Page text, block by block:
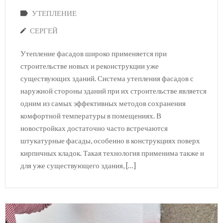
УТЕПЛЕНИЕ
СЕРГЕЙ
Утепление фасадов широко применяется при
строительстве новых и реконструкции уже
существующих зданий. Система утепления фасадов с
наружной стороны зданий при их строительстве является
одним из самых эффективных методов сохранения
комфортной температуры в помещениях. В
новостройках достаточно часто встречаются
штукатурные фасады, особенно в конструкциях поверх
кирпичных кладок. Такая технология применима также и
для уже существующего здания, […]